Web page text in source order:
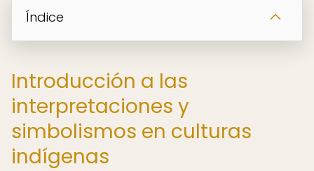
Índice
Introducción a las
interpretaciones y
simbolismos en culturas
indígenas